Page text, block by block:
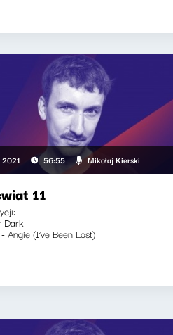
56:55 Mikołaj Kierski
11
Dark
Angie (I’ve Been Lost)